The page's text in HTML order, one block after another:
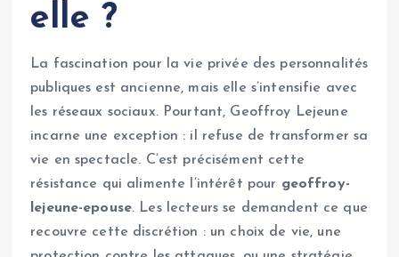
elle ?
La fascination pour la vie privée des personnalités
publiques est ancienne, mais elle s’intensifie avec
les réseaux sociaux. Pourtant, Geoffroy Lejeune
incarne une exception : il refuse de transformer sa
vie en spectacle. C’est précisément cette
résistance qui alimente l’intérêt pour geoffroy-
lejeune-epouse. Les lecteurs se demandent ce que
recouvre cette discrétion : un choix de vie, une